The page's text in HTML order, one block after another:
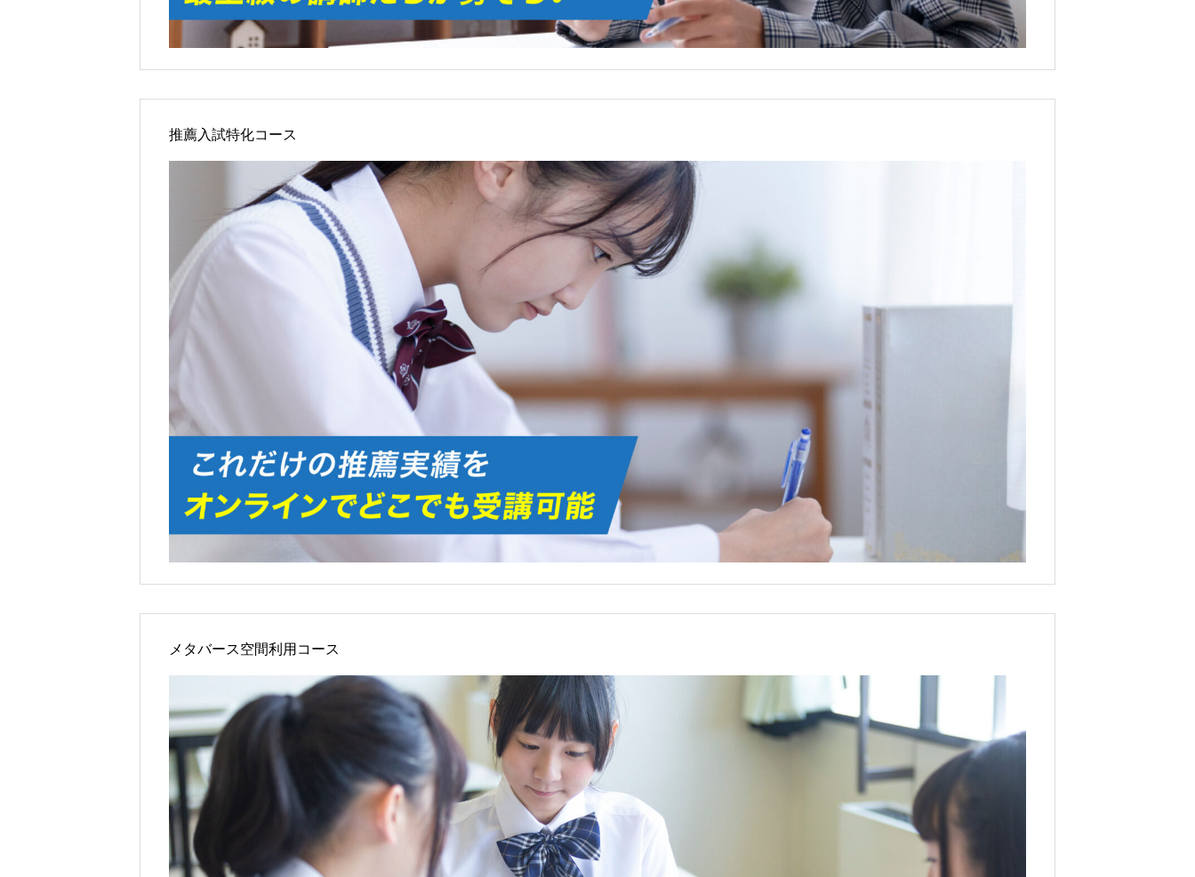
ホーム ごあいさつ オンライン授業について 学年別コース紹介 成果報告 各種SNS ブログ
推薦入試特化コース
メタバース空間利用コース